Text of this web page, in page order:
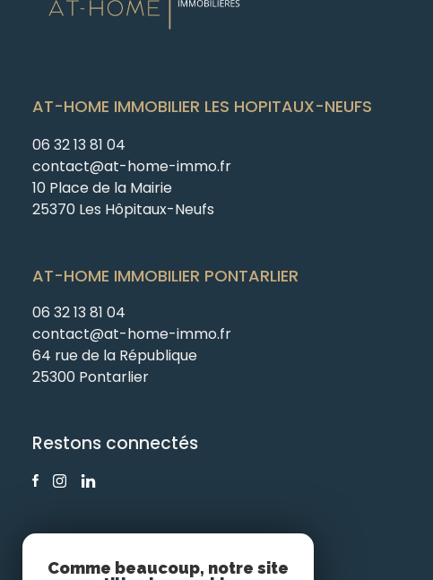
AT-HOME IMMOBILIER LES HOPITAUX-NEUFS
06 32 13 81 04
contact@at-home-immo.fr
10 Place de la Mairie
25370 Les Hôpitaux-Neufs
AT-HOME IMMOBILIER PONTARLIER
06 32 13 81 04
contact@at-home-immo.fr
64 rue de la République
25300 Pontarlier
Restons connectés
Comme beaucoup, notre site